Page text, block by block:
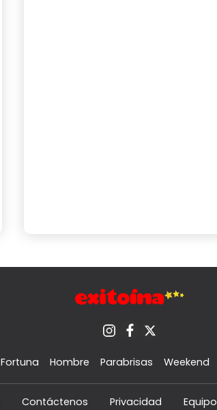
Fortuna Hombre Parabrisas Weekend
Contáctenos Privacidad Equipo